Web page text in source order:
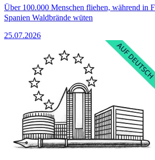
Über 100.000 Menschen fliehen, während in
Spanien Waldbrände wüten
25.07.2026